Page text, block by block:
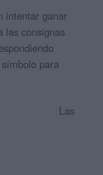
intentar ganar
las consignas
para
Las